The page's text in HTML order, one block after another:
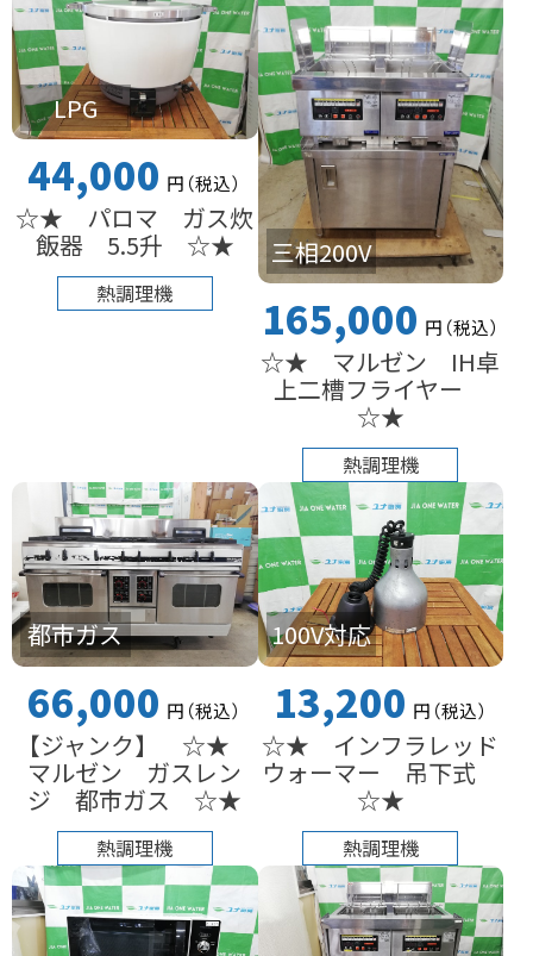
LPG
44,000 円（税込）
☆★ パロマ ガス炊
飯器 5.5升 ☆★
熱調理機
三相200V
165,000 円（税込）
☆★ マルゼン IH卓
上二槽フライヤー
☆★
熱調理機
都市ガス
66,000 円（税込）
【ジャンク】 ☆★
マルゼン ガスレン
ジ 都市ガス ☆★
熱調理機
100V対応
13,200 円（税込）
☆★ インフラレッド
ウォーマー 吊下式
☆★
熱調理機